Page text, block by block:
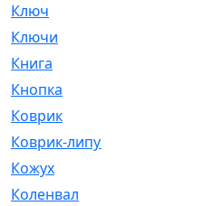
Ключ
Ключи
Книга
Кнопка
Коврик
Коврик-липучка
Кожух
Коленвал